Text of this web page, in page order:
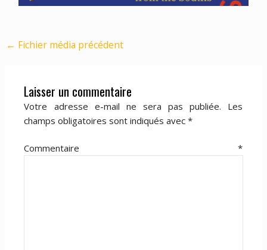
← Fichier média précédent
Laisser un commentaire
Votre adresse e-mail ne sera pas publiée.
Les
champs obligatoires sont indiqués avec*
Commentaire*